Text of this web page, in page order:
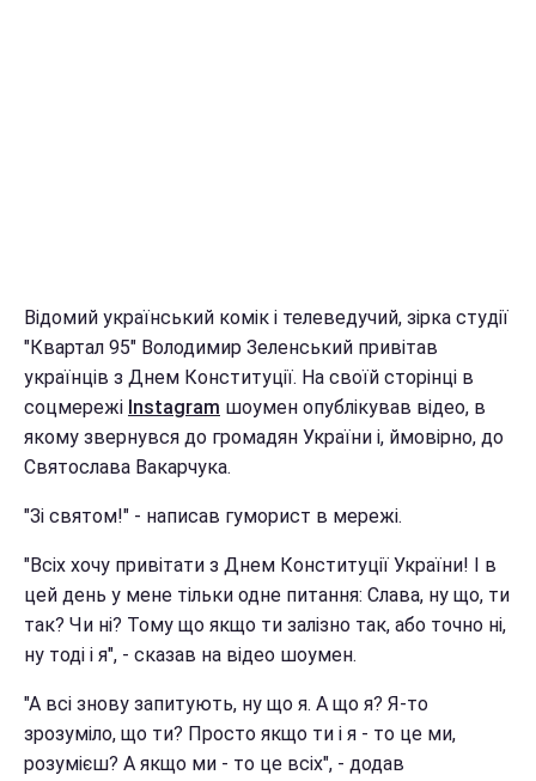
Відомий український комік і телеведучий, зірка студії
"Квартал 95" Володимир Зеленський привітав
українців з Днем Конституції. На своїй сторінці в
соцмережі Instagram шоумен опублікував відео, в
якому звернувся до громадян України і, ймовірно, до
Святослава Вакарчука.
"Зі святом!" - написав гуморист в мережі.
"Всіх хочу привітати з Днем Конституції України! І в
цей день у мене тільки одне питання: Слава, ну що, ти
так? Чи ні? Тому що якщо ти залізно так, або точно ні,
ну тоді і я", - сказав на відео шоумен.
"А всі знову запитують, ну що я. А що я? Я-то
зрозуміло, що ти? Просто якщо ти і я - то це ми,
розумієш? А якщо ми - то це всіх", - додав